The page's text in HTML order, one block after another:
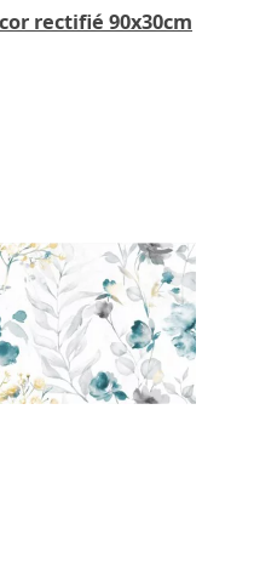
rectifié 90x30cm